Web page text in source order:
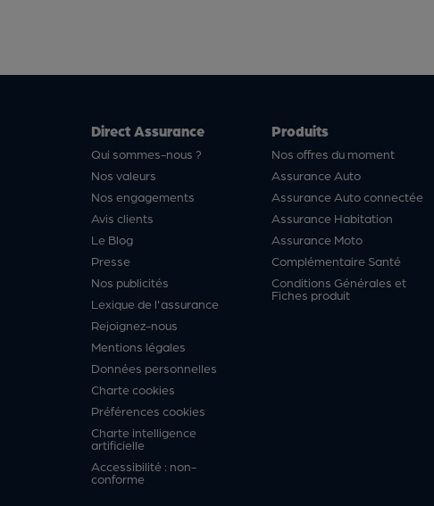
Direct Assurance
Qui sommes-nous ?
Nos valeurs
Nos engagements
Avis clients
Le Blog
Presse
Nos publicités
Lexique de l'assurance
Rejoignez-nous
Mentions légales
Données personnelles
Charte cookies
Préférences cookies
Charte intelligence
artificielle
Accessibilité : non-
conforme
Produits
Nos offres du moment
Assurance Auto
Assurance Auto connectée
Assurance Habitation
Assurance Moto
Complémentaire Santé
Conditions Générales et
Fiches produit